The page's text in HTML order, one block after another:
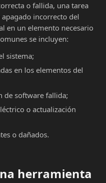
o fallida, una tarea
incorrecto del
en un elemento necesario
se incluyen:
sistema;
en los elementos del
de software fallida;
o actualización
o dañados.
herramienta